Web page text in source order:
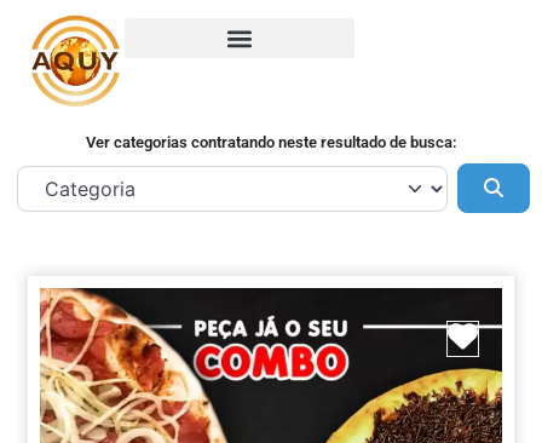
Ver categorias contratando neste resultado de busca: